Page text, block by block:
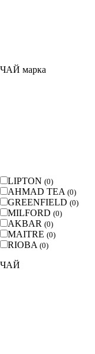
ЧАЙ марка
LIPTON (0)
AHMAD TEA (0)
GREENFIELD (0)
MILFORD (0)
AKBAR (0)
MAITRE (0)
RIOBA (0)
ЧАЙ